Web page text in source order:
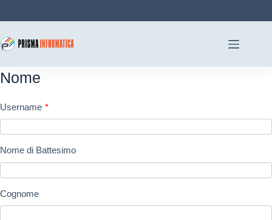
al
contenuto
Nome
Username *
Nome di Battesimo
Cognome